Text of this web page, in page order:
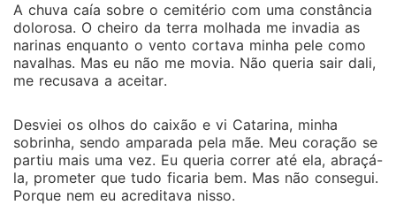
A chuva caía sobre o cemitério com uma constância
dolorosa. O cheiro da terra molhada me invadia as
narinas enquanto o vento cortava minha pele como
navalhas. Mas eu não me movia. Não queria sair dali,
me recusava a aceitar.
Desviei os olhos do caixão e vi Catarina, minha
sobrinha, sendo amparada pela mãe. Meu coração se
partiu mais uma vez. Eu queria correr até ela, abraçá-
la, prometer que tudo ficaria bem. Mas não consegui.
Porque nem eu acreditava nisso.